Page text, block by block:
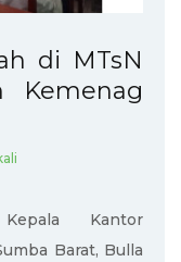
di MTsN
Kemenag
Kantor
Barat, Bulla